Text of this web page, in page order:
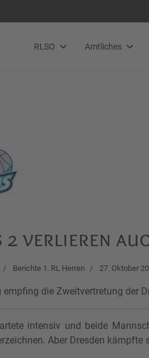
RLSO Amtliches
2 verlieren
Berichte 1. RL Herren 27. Oktober
die Zweitvertretung der
intensiv und beide
Aber Dresden